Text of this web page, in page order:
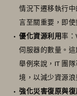
情況下遷移執行
言至關重要，即
優化資源利用率：
伺服器的數量。
舉例來說，IT 團
境，以減少資源
強化災害復原與